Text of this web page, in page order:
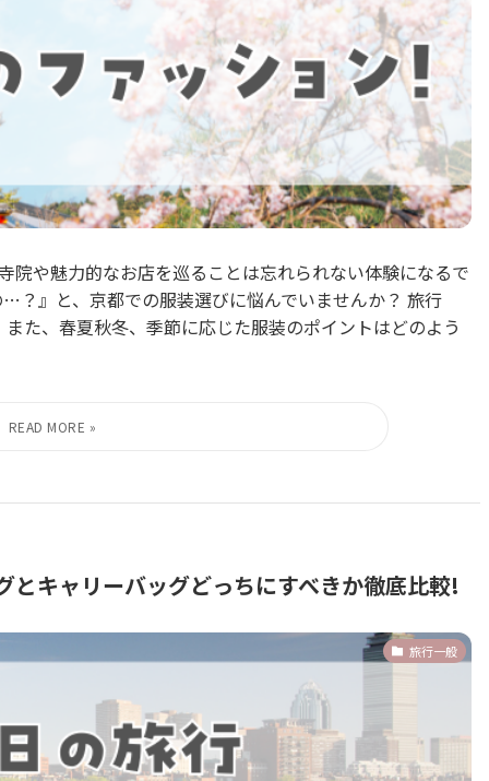
院や魅力的なお店を巡ることは忘れられない体験になるで
？』と、京都での服装選びに悩んでいませんか？ 旅行
た、春夏秋冬、季節に応じた服装のポイントはどのよう
とキャリーバッグどっちにすべきか徹底比較!
旅行一般